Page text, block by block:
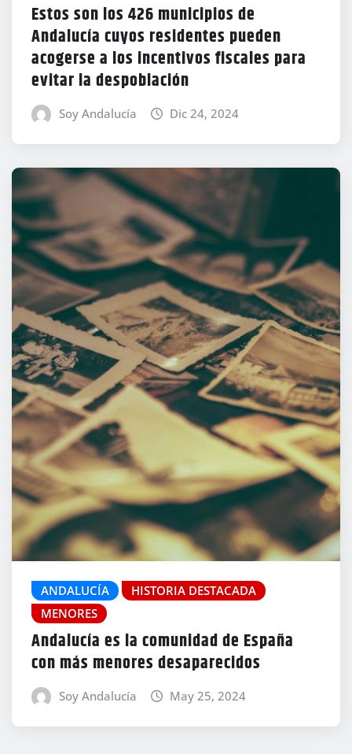
Estos son los 426 municipios de
Andalucía cuyos residentes pueden
acogerse a los incentivos fiscales para
evitar la despoblación
Soy Andalucía Dic 24, 2024
ANDALUCÍA
HISTORIA DESTACADA
MENORES
Andalucía es la comunidad de España
con más menores desaparecidos
Soy Andalucía May 25, 2024